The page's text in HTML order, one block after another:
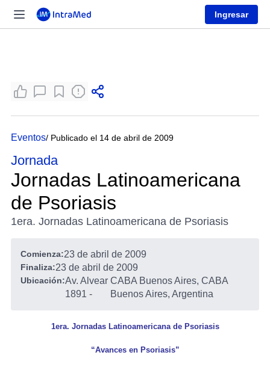
Ingresar
Eventos/ Publicado el 14 de abril de 2009
Jornada
Jornadas Latinoamericana
de Psoriasis
1era. Jornadas Latinoamericana de Psoriasis
Comienza:23 de abril de 2009
Finaliza:23 de abril de 2009
Ubicación:Av. Alvear
1891 -
CABA Buenos Aires, CABA
Buenos Aires, Argentina
1era. Jornadas Latinoamericana de Psoriasis
“Avances en Psoriasis”